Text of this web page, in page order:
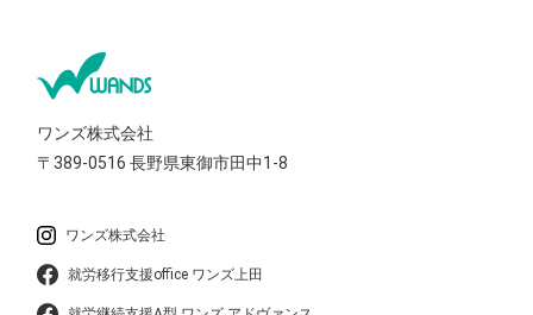
ワンズ株式会社
〒389-0516長野県東御市田中1-8
ワンズ株式会社
就労移行支援office ワンズ上田